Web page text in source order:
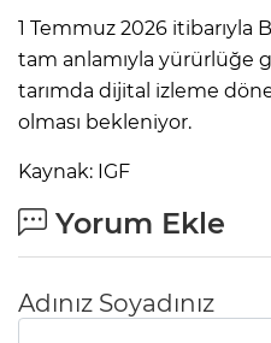
1 Temmuz 2026 itibarıyla
tam anlamıyla yürürlüğe
tarımda dijital izleme
olması bekleniyor.
Kaynak: IGF
Yorum Ekle
Adınız Soyadınız